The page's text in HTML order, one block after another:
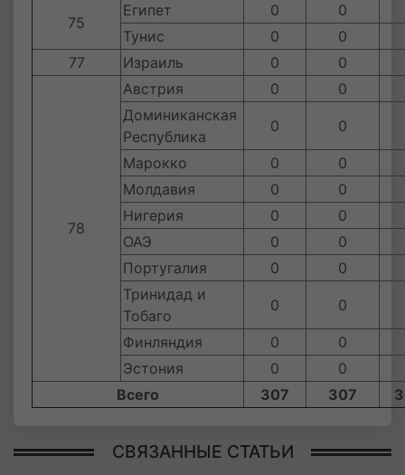
75
Египет 0 0
Тунис
0 0
77
Израиль 0 0
78
Австрия 0
0
Доминиканская
Республика
0 0
Марокко 0
0
Молдавия
0
0
Нигерия
0
0
ОАЭ
0
0
Португалия
0
0
Тринидад и
Тобаго
0 0
Финляндия 0
0
Эстония
0
0
Всего
307 307
СВЯЗАННЫЕ СТАТЬИ